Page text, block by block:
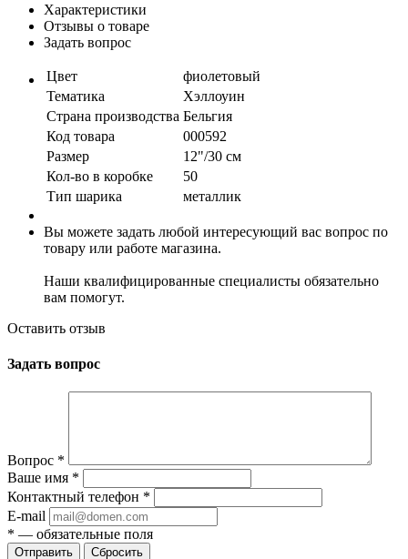
Характеристики
Отзывы о товаре
Задать вопрос
Цвет
фиолетовый
Тематика
Хэллоуин
Страна производства Бельгия
Код товара
000592
Размер
12"/30 см
Кол-во в коробке
50
Тип шарика
металлик
Вы можете задать любой интересующий вас вопрос по
товару или работе магазина.
Наши квалифицированные специалисты обязательно
вам помогут.
Оставить отзыв
Задать вопрос
Вопрос *
Ваше имя *
Контактный телефон *
E-mail
* — обязательные поля
Сбросить